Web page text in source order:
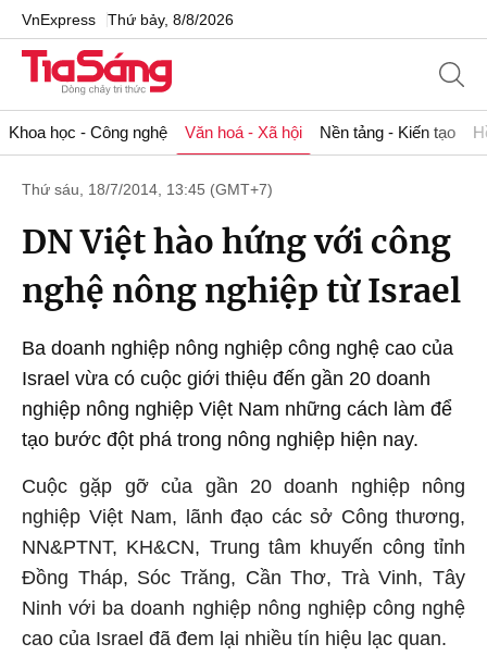
VnExpress Thứ bảy, 8/8/2026
Khoa học - Công nghệ Văn hoá - Xã hội Nền tảng - Kiến tạo
Thứ sáu, 18/7/2014, 13:45 (GMT+7)
DN Việt hào hứng với công
nghệ nông nghiệp từ Israel
Ba doanh nghiệp nông nghiệp công nghệ cao của
Israel vừa có cuộc giới thiệu đến gần 20 doanh
nghiệp nông nghiệp Việt Nam những cách làm để
tạo bước đột phá trong nông nghiệp hiện nay.
Cuộc gặp gỡ của gần 20 doanh nghiệp nông
nghiệp Việt Nam, lãnh đạo các sở Công thương,
NN&PTNT, KH&CN, Trung tâm khuyến công tỉnh
Đồng Tháp, Sóc Trăng, Cần Thơ, Trà Vinh, Tây
Ninh với ba doanh nghiệp nông nghiệp công nghệ
cao của Israel đã đem lại nhiều tín hiệu lạc quan.